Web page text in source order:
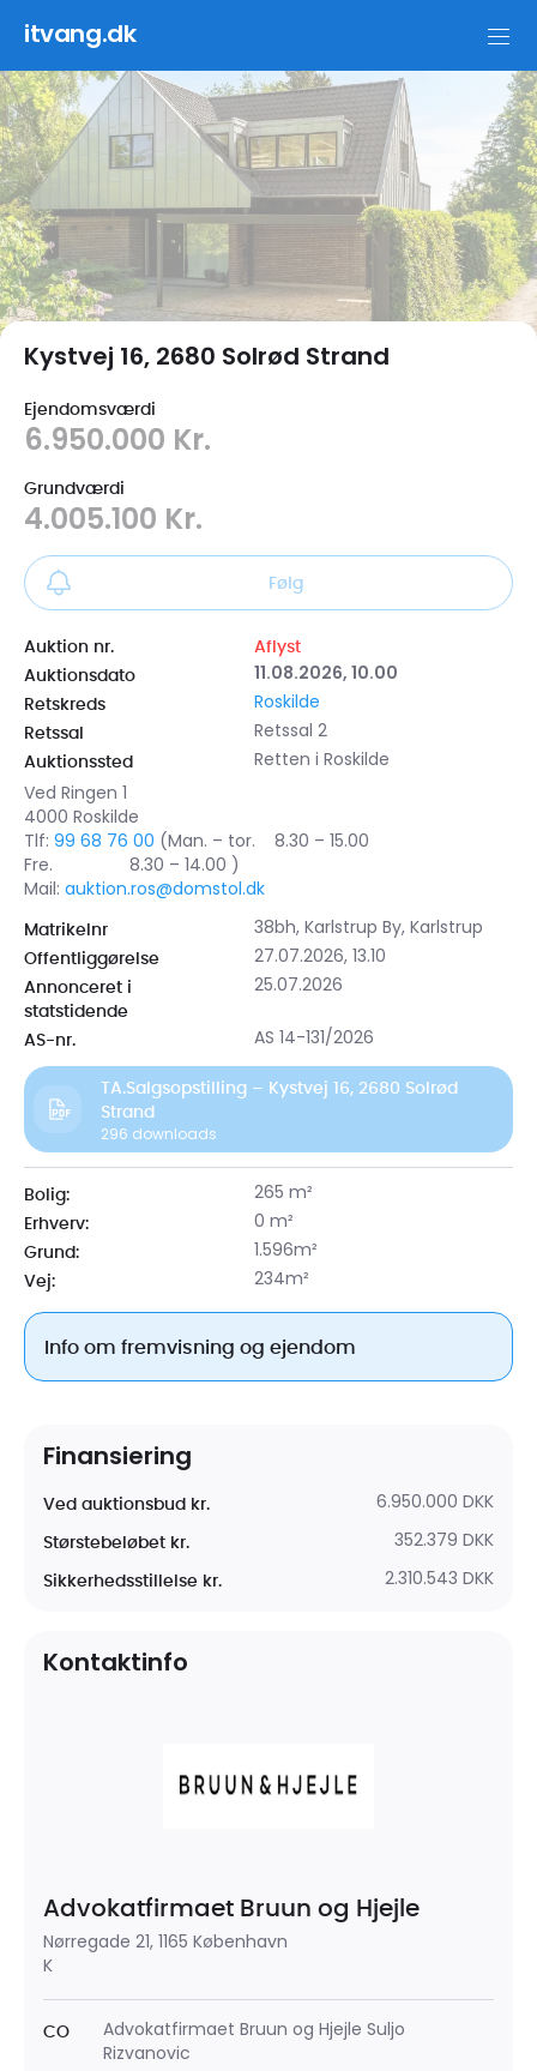
itvang.dk
Beboelsesejendom
Auktion nr.
Aflyst
Auktionsdato
11.08.2026, 10.00
Retskreds Roskilde
Retssal Retssal 2
Auktionssted
Retten i Roskilde
Ved Ringen 1
4000 Roskilde
Tlf: 99 68 76 00 (Man. – tor. 8.30 – 15.00
Fre. 8.30 – 14.00 )
Mail: auktion.ros@domstol.dk
Matrikelnr 38bh, Karlstrup By, Karlstrup
Offentliggørelse 27.07.2026, 13.10
Annonceret i
statstidende
25.07.2026
AS-nr. AS 14-131/2026
TA.Salgsopstilling – Kystvej 16, 2680 Solrød
Strand
296 downloads
Bolig: 265 m²
Erhverv: 0 m²
Grund: 1.596m²
Vej: 234m²
Info om fremvisning og ejendom
Kystvej 16, 2680 Solrød Strand
Følg
Ejendomsværdi
6.950.000 Kr.
Grundværdi
4.005.100 Kr.
Finansiering
Ved auktionsbud kr. 6.950.000 DKK
Størstebeløbet kr. 352.379 DKK
Sikkerhedsstillelse kr. 2.310.543 DKK
Kontaktinfo
Advokatfirmaet Bruun og Hjejle
Nørregade 21, 1165 København
K
CO
Advokatfirmaet Bruun og Hjejle Suljo
Rizvanovic